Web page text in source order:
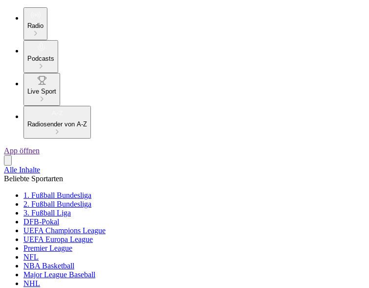
Radio
Podcasts
Live Sport
Radiosender von A-Z
App öffnen
Alle Inhalte
Beliebte Sportarten
1. Fußball Bundesliga
2. Fußball Bundesliga
3. Fußball Liga
DFB-Pokal
UEFA Champions League
UEFA Europa League
Premier League
NFL
NBA Basketball
Major League Baseball
NHL